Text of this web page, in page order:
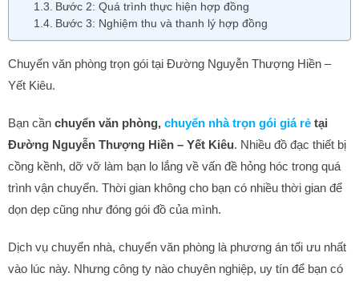
Bước 2: Quá trình thực hiện hợp đồng
Bước 3: Nghiệm thu và thanh lý hợp đồng
Chuyển văn phòng trọn gói tại Đường Nguyễn Thượng Hiền –
Yết Kiêu.
Bạn cần chuyển văn phòng, chuyển nhà trọn gói giá rẻ tại
Đường Nguyễn Thượng Hiền – Yết Kiêu. Nhiều đồ đạc thiết bị
cồng kềnh, dỡ vỡ làm bạn lo lắng về vấn đề hỏng hóc trong quá
trình vận chuyển. Thời gian không cho bạn có nhiều thời gian để
dọn dẹp cũng như đóng gói đồ của mình.
Dịch vụ chuyển nhà, chuyển văn phòng là phương án tối ưu nhất
vào lúc này. Nhưng công ty nào chuyên nghiệp, uy tín để bạn có